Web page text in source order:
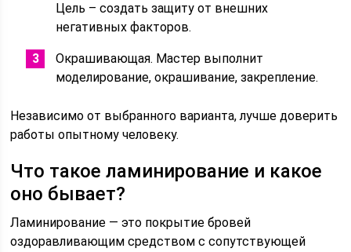
Цель – создать защиту от внешних
негативных факторов.
Окрашивающая. Мастер выполнит
моделирование, окрашивание, закрепление.
Независимо от выбранного варианта, лучше доверить
работы опытному человеку.
Что такое ламинирование и какое
оно бывает?
Ламинирование — это покрытие бровей
оздоравливающим средством с сопутствующей